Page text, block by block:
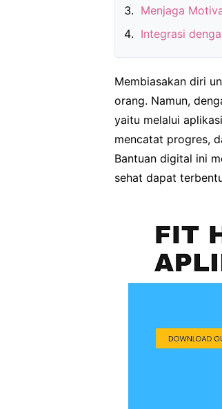
Menjaga
Integrasi
Membiasakan diri
orang. Namun,
yaitu melalui
mencatat progres,
Bantuan digital ini
sehat dapat